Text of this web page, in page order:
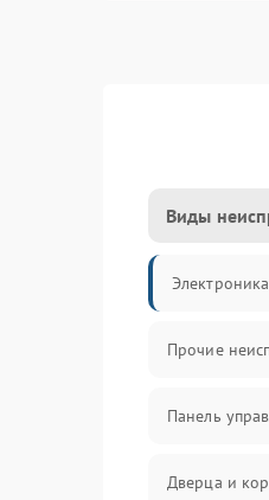
Виды
Электроника
Прочие
Панель
Дверца и